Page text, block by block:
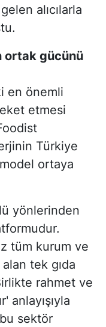
alıcılarla
ortak gücünü
en önemli
etmesi
Türkiye
model ortaya
yönlerinden
tüm kurum ve
tek gıda
rahmet ve
anlayışıyla
sektör